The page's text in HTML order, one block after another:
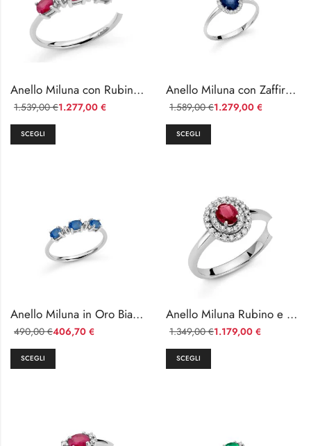
Anello Miluna con Rubino e Diamanti Oro Bianco
1.277,00 €
1.539,00€
SCEGLI
Anello Miluna con Zaffiro e Diamanti in Oro Bianco 18kt
1.279,00 €
1.589,00€
SCEGLI
Anello Miluna in Oro Bianco con Zaffiri e Diamanti
406,70 €
490,00€
SCEGLI
Anello Miluna Rubino e Diamanti in Oro Bianco
1.179,00 €
1.349,00€
SCEGLI